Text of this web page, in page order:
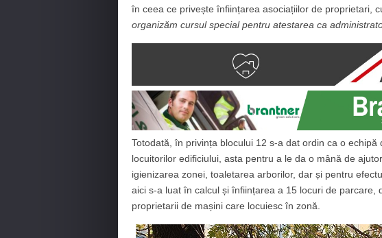
în ceea ce privește înființarea asociațiilor de proprietari,
organizăm cursul special pentru atestarea ca
Totodată, în privința blocului 12 s-a dat ordin ca o
locuitorilor edificiului, asta pentru a le da o mână de
igienizarea zonei, toaletarea arborilor, dar și pentru
aici s-a luat în calcul și înființarea a 15 locuri de parcare,
proprietarii de mașini care locuiesc în zonă.